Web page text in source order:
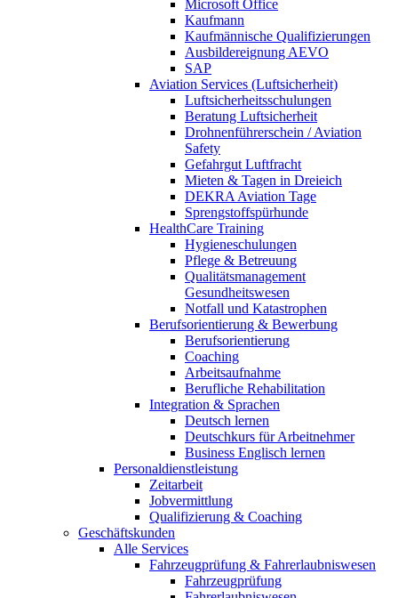
Microsoft Office
Kaufmann
Kaufmännische Qualifizierungen
Ausbildereignung AEVO
SAP
Aviation Services (Luftsicherheit)
Luftsicherheitsschulungen
Beratung Luftsicherheit
Drohnenführerschein / Aviation
Safety
Gefahrgut Luftfracht
Mieten & Tagen in Dreieich
DEKRA Aviation Tage
Sprengstoffspürhunde
HealthCare Training
Hygieneschulungen
Pflege & Betreuung
Qualitätsmanagement
Gesundheitswesen
Notfall und Katastrophen
Berufsorientierung & Bewerbung
Berufsorientierung
Coaching
Arbeitsaufnahme
Berufliche Rehabilitation
Integration & Sprachen
Deutsch lernen
Deutschkurs für Arbeitnehmer
Business Englisch lernen
Personaldienstleistung
Zeitarbeit
Jobvermittlung
Qualifizierung & Coaching
Geschäftskunden
Alle Services
Fahrzeugprüfung & Fahrerlaubniswesen
Fahrzeugprüfung